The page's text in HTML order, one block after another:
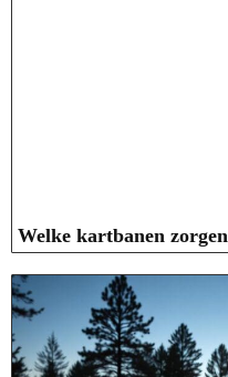
Welke kartbanen